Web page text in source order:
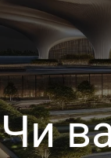
Чи